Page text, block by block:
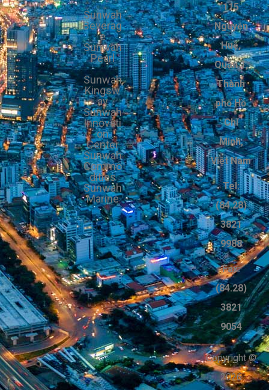
Sunwah
Beverag
e
Sunwah
Pearl
Sunwah
Kingsw
ay
Sunwah
Innovati
on
Center
Sunwah
Commo
dities
Sunwah
Marine
115
Nguyễn
Huệ,
Quận 1,
Thành
phố Hồ
Chí
Minh,
Việt Nam
Tel:
(84.28)
3821
9988
Fax:
(84.28)
3821
9054
Copyright ©
2026